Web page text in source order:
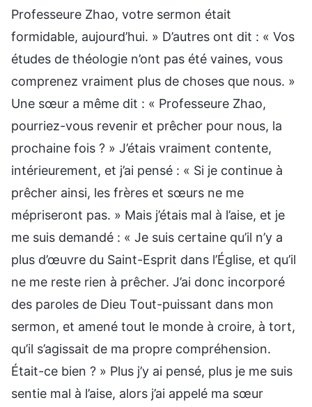
Professeure Zhao, votre sermon était
formidable, aujourd’hui. » D’autres ont dit : « Vos
études de théologie n’ont pas été vaines, vous
comprenez vraiment plus de choses que nous. »
Une sœur a même dit : « Professeure Zhao,
pourriez-vous revenir et prêcher pour nous, la
prochaine fois ? » J’étais vraiment contente,
intérieurement, et j’ai pensé : « Si je continue à
prêcher ainsi, les frères et sœurs ne me
mépriseront pas. » Mais j’étais mal à l’aise, et je
me suis demandé : « Je suis certaine qu’il n’y a
plus d’œuvre du Saint-Esprit dans l’Église, et qu’il
ne me reste rien à prêcher. J’ai donc incorporé
des paroles de Dieu Tout-puissant dans mon
sermon, et amené tout le monde à croire, à tort,
qu’il s’agissait de ma propre compréhension.
Était-ce bien ? » Plus j’y ai pensé, plus je me suis
sentie mal à l’aise, alors j’ai appelé ma sœur